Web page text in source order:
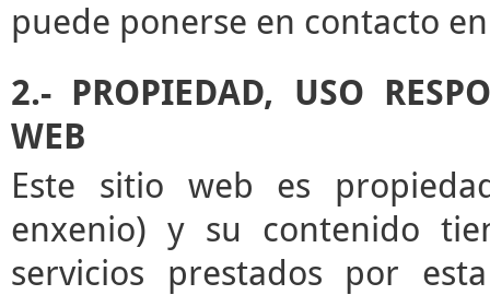
puede ponerse en contacto
2.- PROPIEDAD, USO
WEB
Este sitio web es
enxenio) y su contenido
servicios prestados por